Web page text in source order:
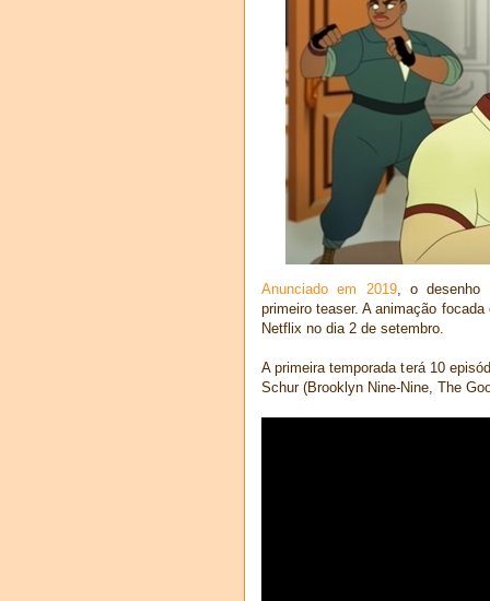
Anunciado em 2019, o desenho
primeiro teaser. A animação
Netflix no dia 2 de setembro.
A primeira temporada terá 10
Schur (Brooklyn Nine-Nine, The